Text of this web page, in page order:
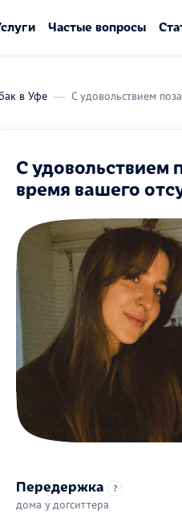
Частые вопросы
в Уфе С удовольствием
С удовольствием
время вашего
Передержка ?
дома у догситтера